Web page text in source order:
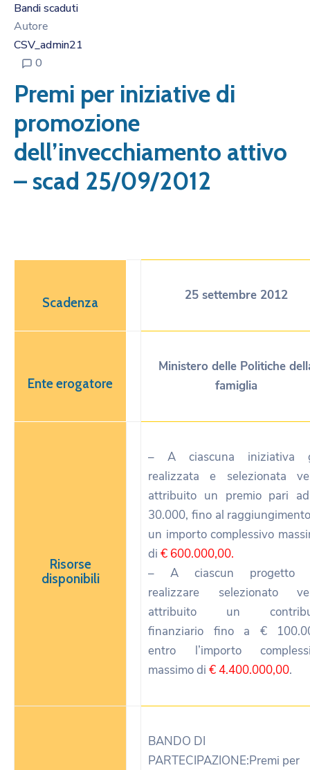
Bandi scaduti
Autore
CSV_admin21
0
Premi per iniziative di
promozione
dell’invecchiamento attivo
– scad 25/09/2012
Scadenza 25 settembre 2012
Ente erogatore
Ministero delle Politiche
famiglia
Risorse
disponibili
– A ciascuna iniziativa
realizzata e selezionata
attribuito un premio pari
30.000, fino al
un importo complessivo
di € 600.000,00.
– A ciascun progetto
realizzare selezionato
attribuito un
finanziario fino a €
entro l’importo
massimo di € 4.400.000,00.
BANDO DI
PARTECIPAZIONE:Premi per